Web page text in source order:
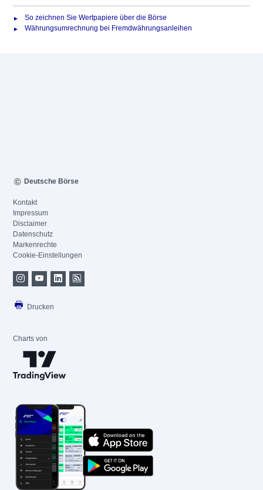
So zeichnen Sie Wertpapiere über die Börse
Währungsumrechnung bei Fremdwährungsanleihen
Deutsche Börse
Kontakt
Impressum
Disclaimer
Datenschutz
Markenrechte
Cookie-Einstellungen
Drucken
Charts von